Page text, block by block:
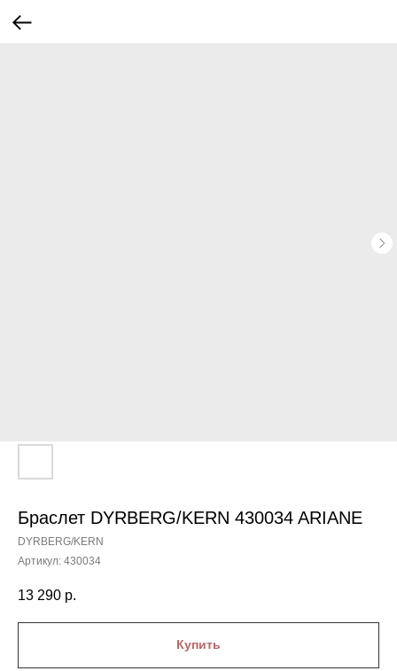
Браслет DYRBERG/KERN 430034 ARIANE
DYRBERG/KERN
Артикул: 430034
13 290 р.
Купить